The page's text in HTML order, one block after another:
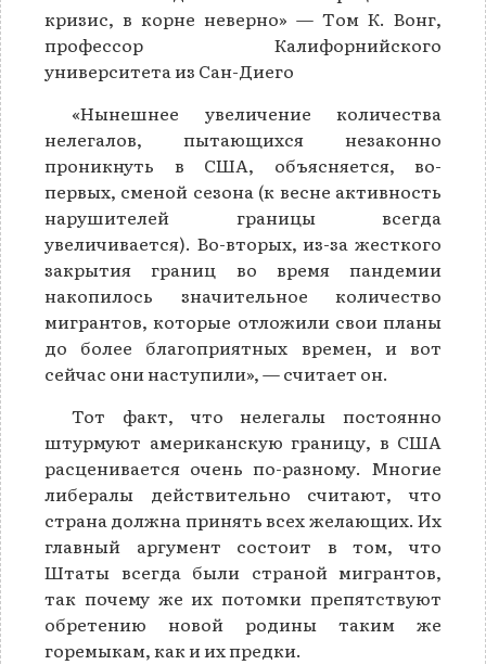
кризис, в корне неверно» — Тoм К. Вонг,
профессор Калифорнийского
университета из Сан-Диего
«Нынешнее увеличение количества
нелегалов, пытающихся незаконно
проникнуть в США, объясняется, во-
первых, сменой сезона (к весне активность
нарушителей границы всегда
увеличивается). Во-вторых, из-за жесткого
закрытия границ во время пандемии
накопилось значительное количество
мигрантов, которые отложили свои планы
до более благоприятных времен, и вот
сейчас они наступили», — считает он.
Тот факт, что нелегалы постоянно
штурмуют американскую границу, в США
расценивается очень по-разному. Многие
либералы действительно считают, что
страна должна принять всех желающих. Их
главный аргумент состоит в том, что
Штаты всегда были страной мигрантов,
так почему же их потомки препятствуют
обретению новой родины таким же
горемыкам, как и их предки.